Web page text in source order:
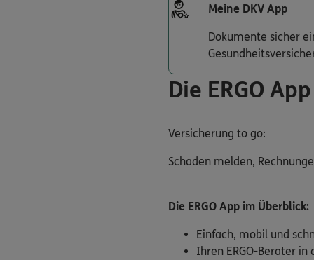
Meine DKV App
Dokumente sicher
Die ERGO App
Versicherung to go:
Schaden melden,
Die ERGO App im Überblick:
Einfach, mobil und
Ihren ERGO-Berater